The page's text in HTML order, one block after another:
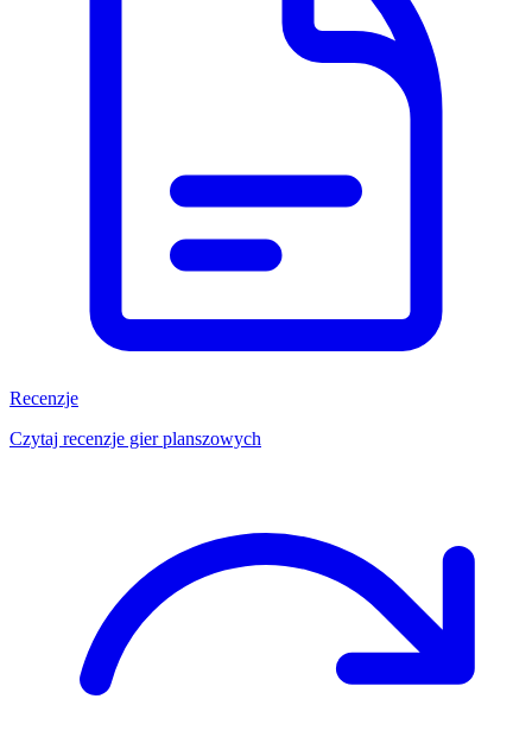
Recenzje
Czytaj recenzje gier planszowych